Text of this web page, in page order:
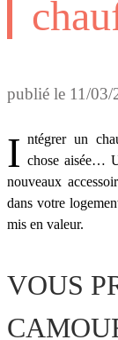
publié le 11/03/
Intégrer un chauffe-eau dans son intérieur n’est pas toujours chose aisée…
nouveaux
dans votre
mis en valeur.
VOUS